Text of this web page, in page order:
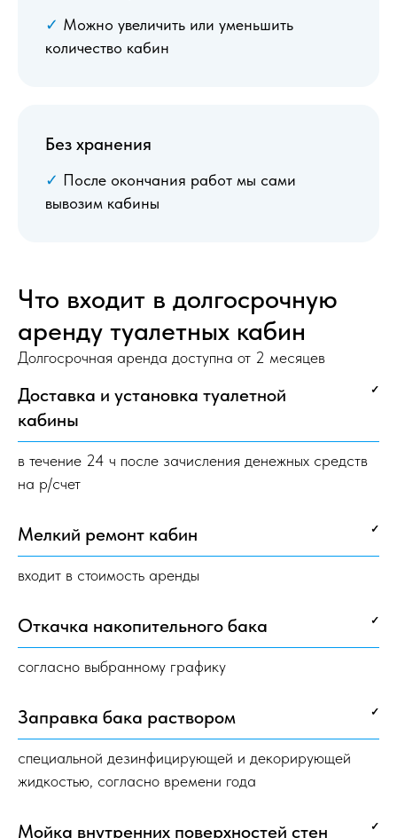
✓ Можно увеличить или уменьшить
количество кабин
Без хранения
✓ После окончания работ мы сами
вывозим кабины
Что входит в долгосрочную
аренду туалетных кабин
Долгосрочная аренда доступна от 2 месяцев
Доставка и установка туалетной
кабины
✓
в течение 24 ч после зачисления денежных средств
на р/счет
Мелкий ремонт кабин ✓
входит в стоимость аренды
Откачка накопительного бака ✓
согласно выбранному графику
Заправка бака раствором ✓
специальной дезинфицирующей и декорирующей
жидкостью, согласно времени года
Мойка внутренних поверхностей стен ✓